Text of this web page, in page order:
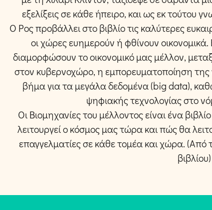
εξελίξεις σε κάθε ήπειρο, και ως εκ τούτου
Ο Ρος προβάλλει στο βιβλίο τις καλύτερες
οι χώρες ευημερούν ή φθίνουν
διαμορφώσουν το οικονομικό μας μέλλον,
στον κυβερνοχώρο, η εμπορευματοποίηση της
βήμα για τα μεγάλα δεδομένα (big data),
ψηφιακής τεχνολογίας στο
Οι Βιομηχανίες του μέλλοντος είναι ένα
λειτουργεί ο κόσμος μας τώρα και πώς θα
επαγγελματίες σε κάθε τομέα και χώρα.
βιβλίου)